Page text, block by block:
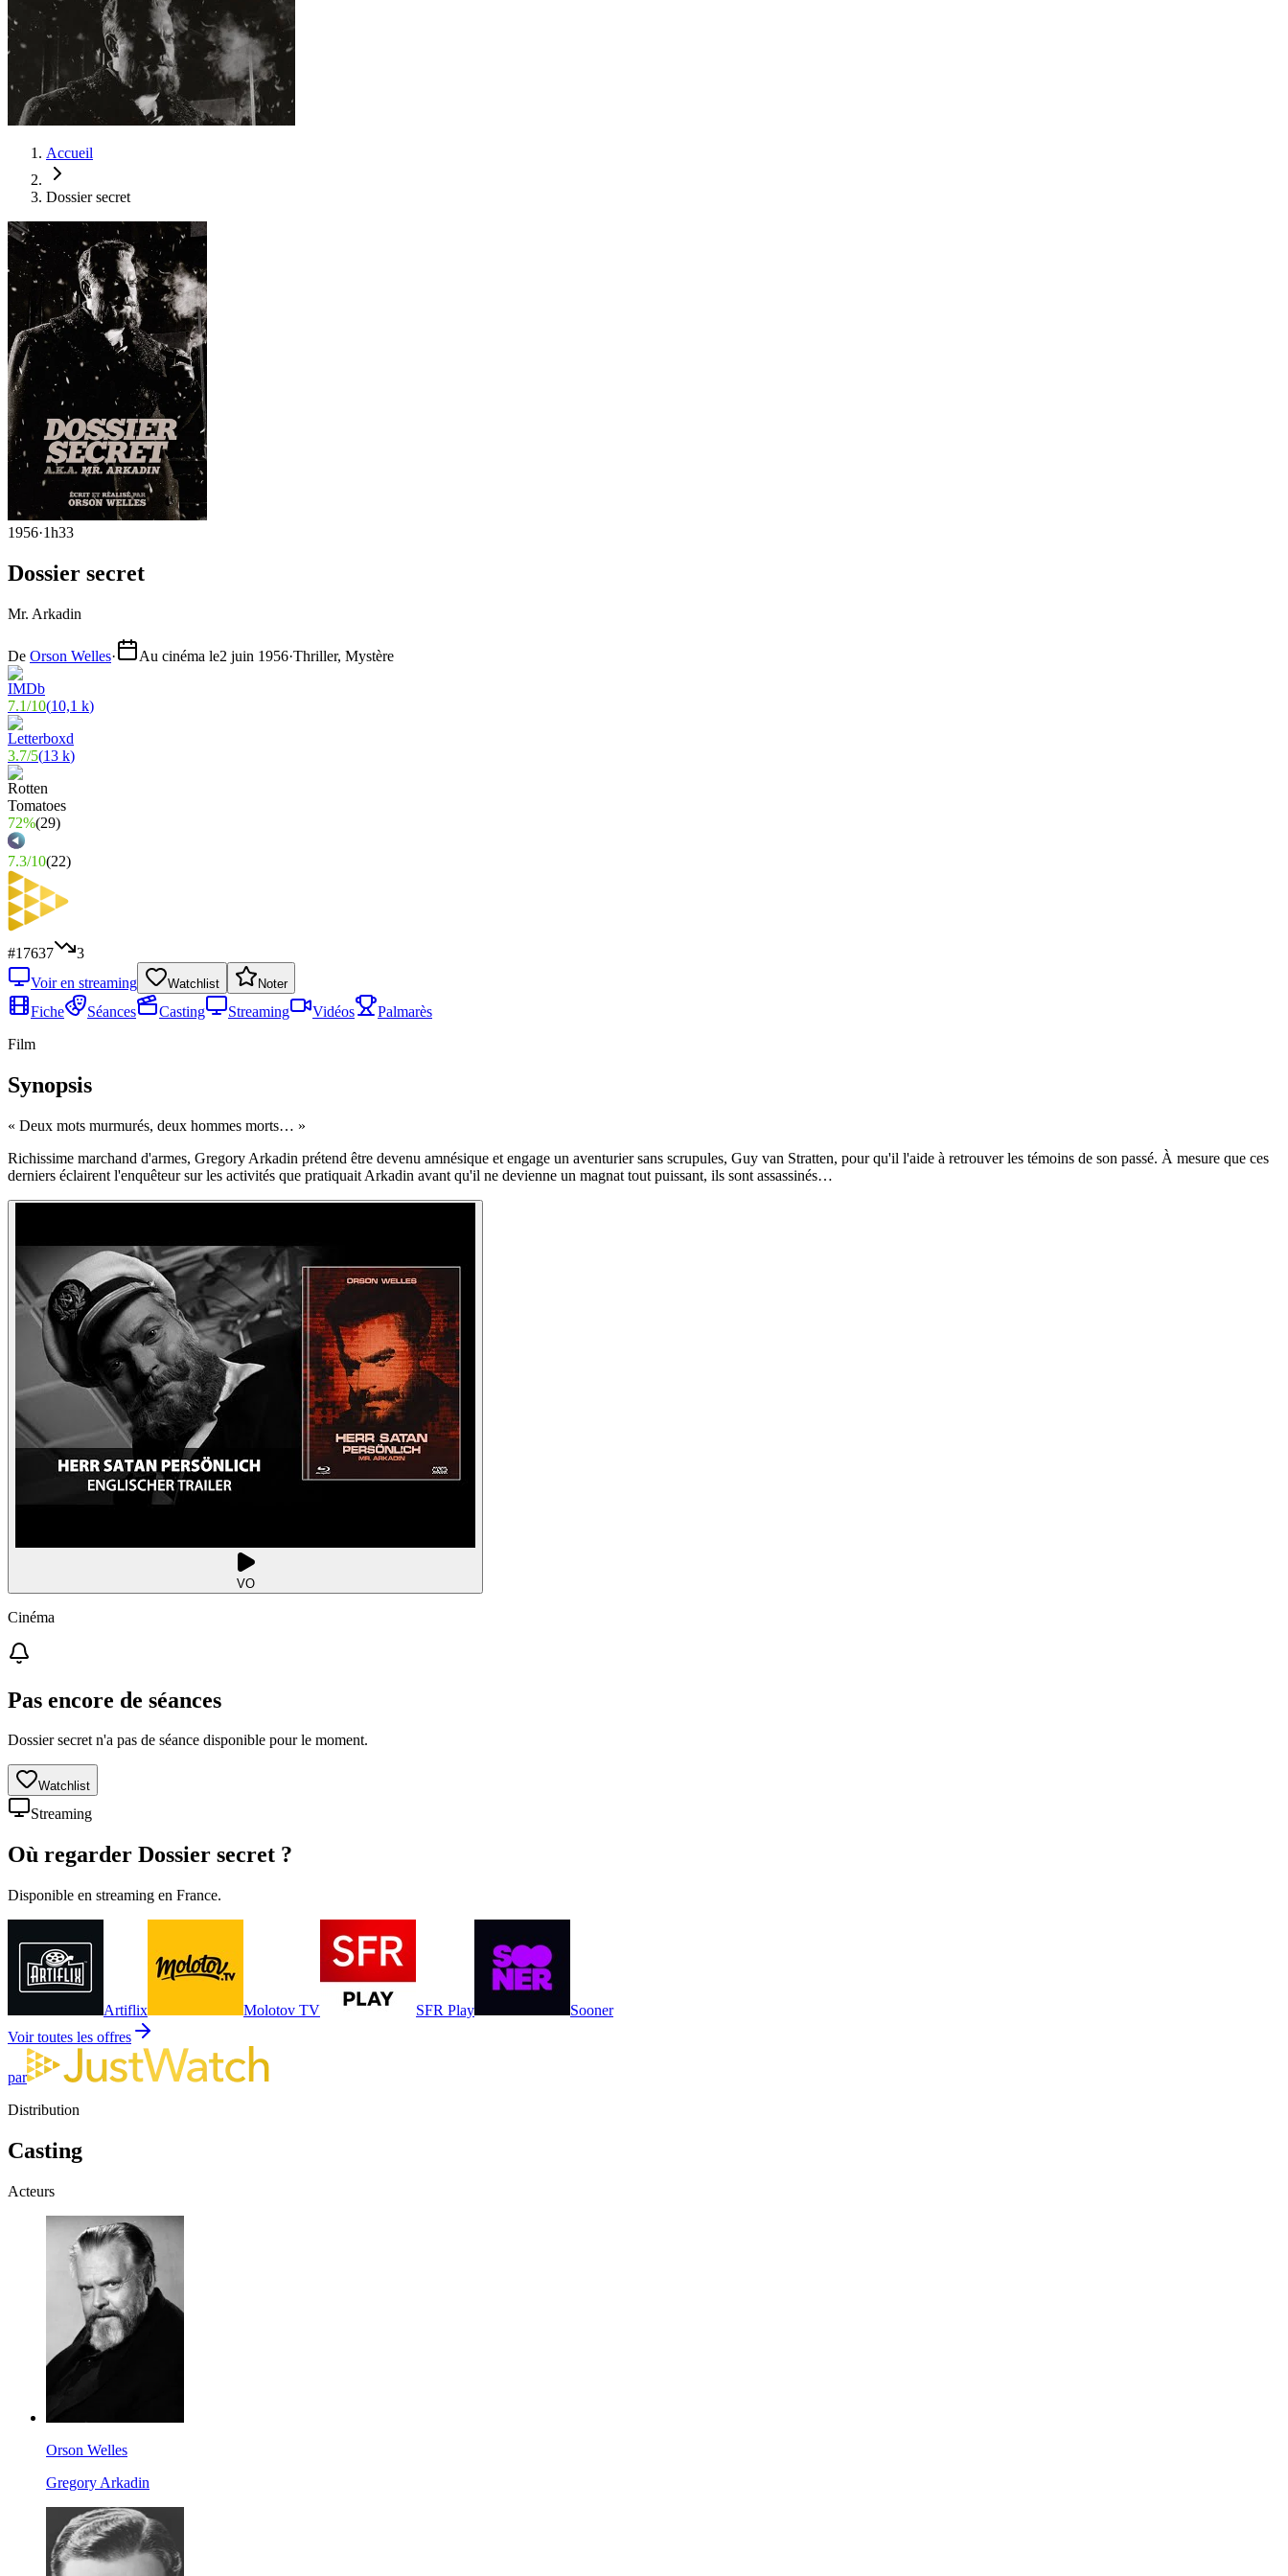
Accueil
Dossier secret
1956·1h33
Dossier secret
Mr. Arkadin
De Orson Welles· Au cinéma le2 juin 1956·Thriller, Mystère
7.1/10(10,1 k)
3.7/5(13 k)
72%(29)
7.3/10(22)
#17637
3
Voir en streaming
Watchlist Noter
Fiche Séances Casting Streaming Vidéos
Palmarès
Film
Synopsis
« Deux mots murmurés, deux hommes morts… »
Richissime marchand d'armes, Gregory Arkadin prétend être devenu amnésique et engage un aventurier sans scrupules, Guy van Stratten, pour qu'il l'aide à retrouver les témoins de son passé. À mesure que ces
derniers éclairent l'enquêteur sur les activités que pratiquait Arkadin avant qu'il ne devienne un magnat tout puissant, ils sont assassinés…
VO
Cinéma
Pas encore de séances
Dossier secret n'a pas de séance disponible pour le moment.
Watchlist
Streaming
Où regarder Dossier secret ?
Disponible en streaming en France.
Artiflix Molotov TV SFR Play
Sooner
Voir toutes les offres
par
Distribution
Casting
Acteurs
Orson Welles
Gregory Arkadin